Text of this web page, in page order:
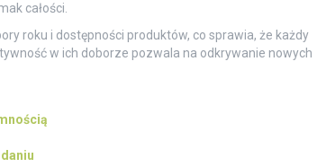
całości.
roku i dostępności produktów, co sprawia, że każdy
w ich doborze pozwala na odkrywanie nowych